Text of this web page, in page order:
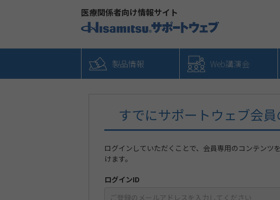
医療関係者向け情報サイト
製品情報 Web講演会
すでにサポートウェブ会
ログインしていただくことで、会員専用のコンテンツ
けます。
ログインID